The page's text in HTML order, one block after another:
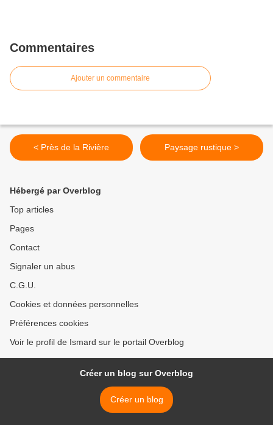
Commentaires
Ajouter un commentaire
< Près de la Rivière Paysage rustique >
Hébergé par Overblog
Top articles
Pages
Contact
Signaler un abus
C.G.U.
Cookies et données personnelles
Préférences cookies
Voir le profil de Ismard sur le portail Overblog
Créer un blog sur Overblog
Créer un blog